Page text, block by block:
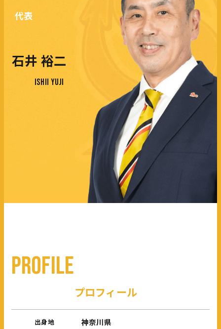
代表
石井 裕二
ISHII YUJI
プロフィール
PROFILE
出身地 神奈川県